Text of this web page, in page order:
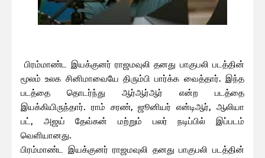
பிரம்மாண்ட இயக்குனர் ராஜமவுலி தனது பாகுபலி படத்தின்
மூலம் உலக சினிமாவையே திரும்பி பார்க்க வைத்தார். இந்த
படத்தை தொடர்ந்து ஆர்ஆர்ஆர் என்ற படத்தை
இயக்கியிருந்தார். ராம் சரண், ஜூனியர் என்டிஆர், ஆலியா
பட், அஜய் தேவ்கன் மற்றும் பலர் நடிப்பில் இப்படம்
வெளியானது.
பிரம்மாண்ட இயக்குனர் ராஜமவுலி தனது பாகுபலி படத்தின்